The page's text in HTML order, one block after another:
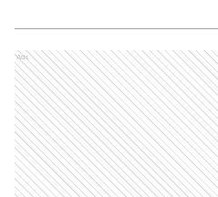
Ads